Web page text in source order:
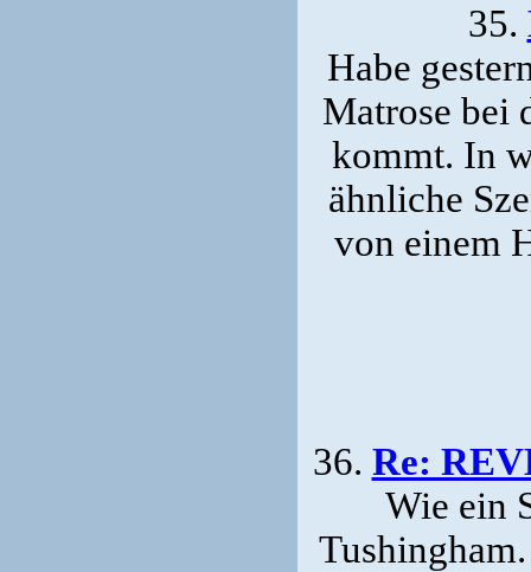
35.
Habe
Matrose bei
kommt. In
ähnliche
von einem
36. Re:
Wie ein